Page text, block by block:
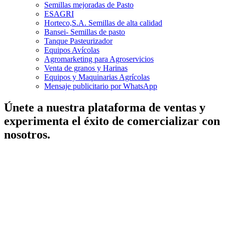
Semillas mejoradas de Pasto
ESAGRI
Horteco,S.A. Semillas de alta calidad
Bansei- Semillas de pasto
Tanque Pasteurizador
Equipos Avícolas
Agromarketing para Agroservicios
Venta de granos y Harinas
Equipos y Maquinarias Agrícolas
Mensaje publicitario por WhatsApp
Únete a nuestra plataforma de ventas y
experimenta el éxito de comercializar con
nosotros.